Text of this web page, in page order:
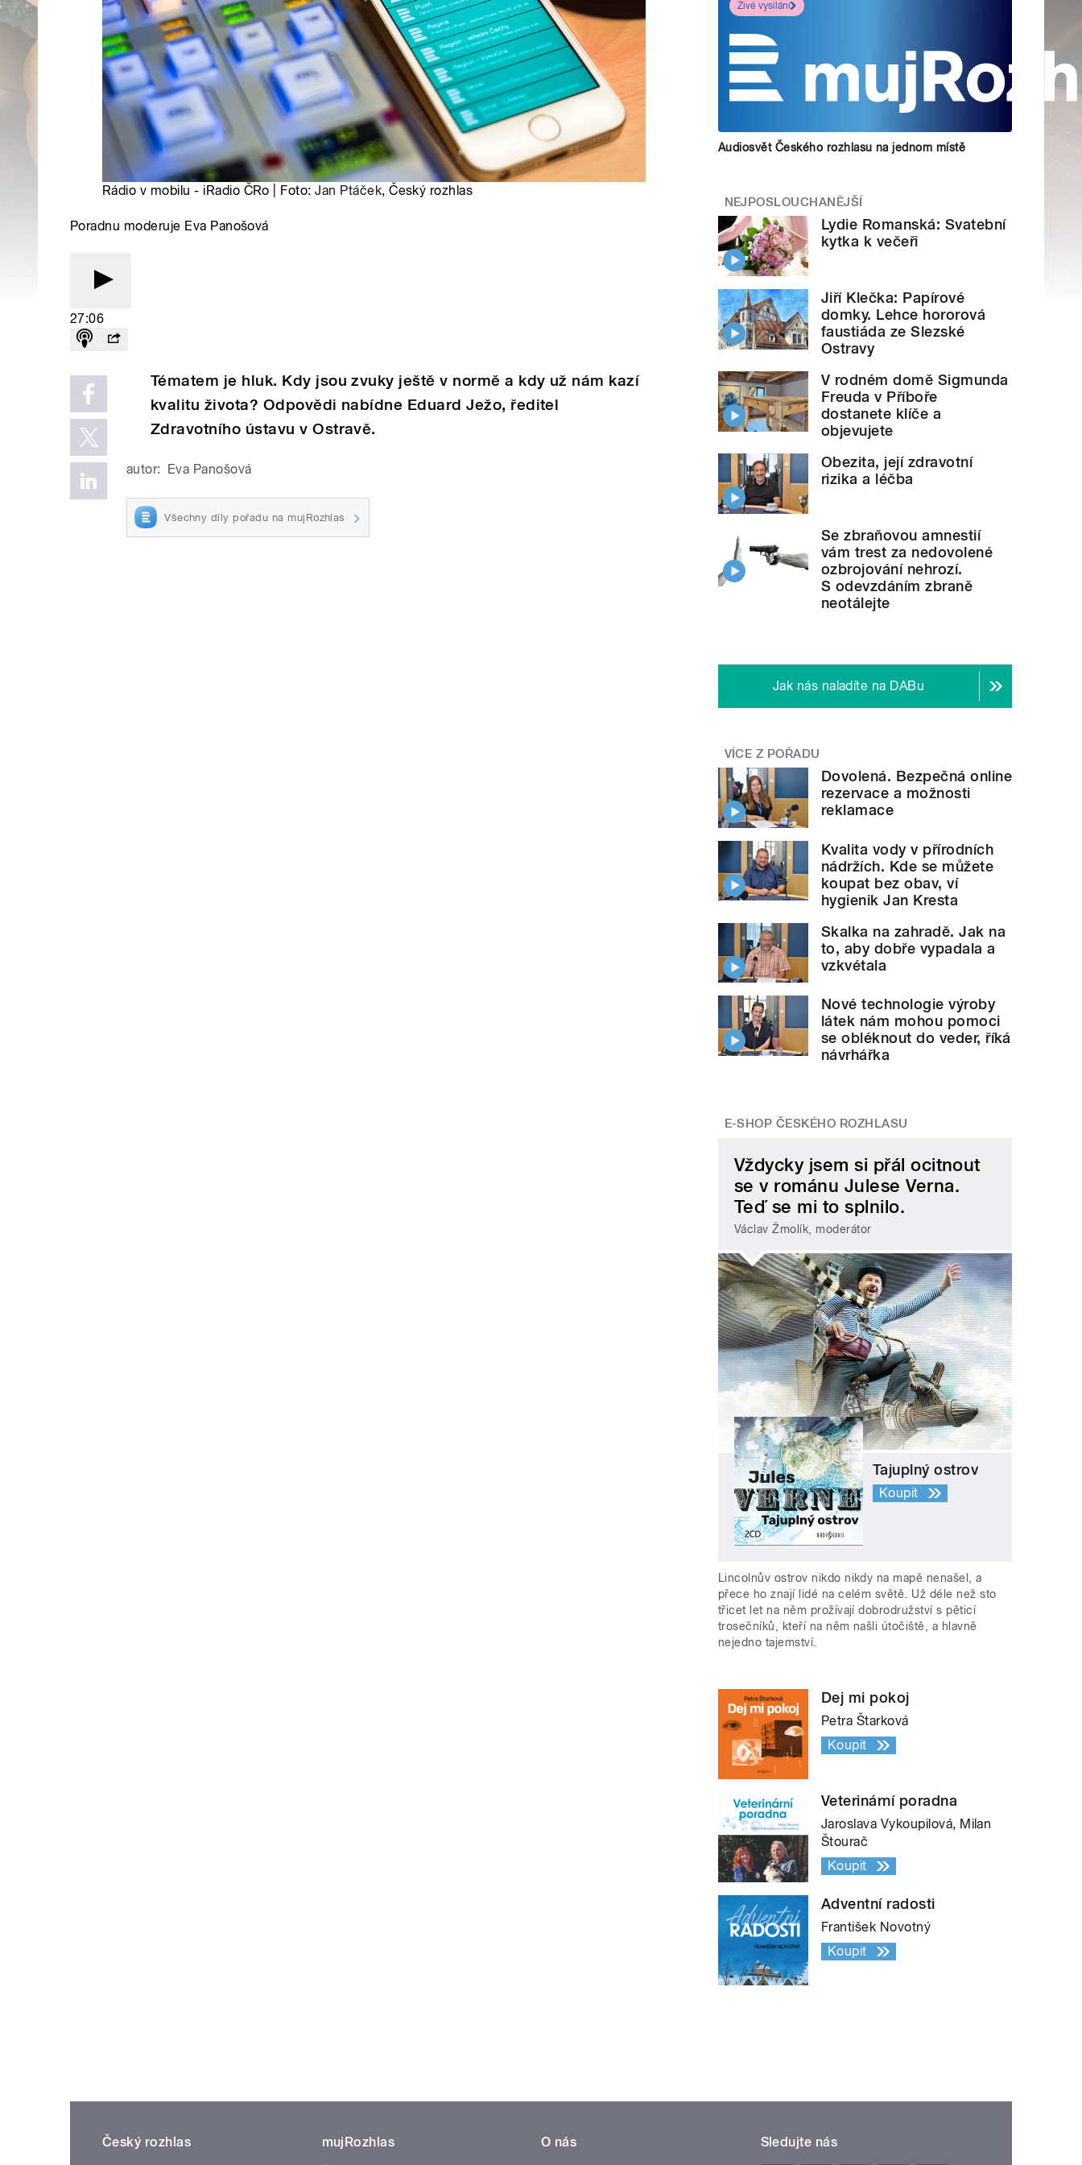
Rádio v mobilu - iRadio ČRo | Foto:Jan Ptáček, Český rozhlas
Poradnu moderuje Eva Panošová
27:06
Tématem je hluk. Kdy jsou zvuky ještě v normě a kdy už nám kazí
kvalitu života? Odpovědi nabídne Eduard Ježo, ředitel
Zdravotního ústavu v Ostravě.
autor: Eva Panošová
Všechny díly pořadu na mujRozhlas
Živé vysílání
Audiosvět Českého rozhlasu na jednom místě
NEJPOSLOUCHANĚJŠÍ
Lydie Romanská: Svatební
kytka k večeři
Jiří Klečka: Papírové
domky. Lehce hororová
faustiáda ze Slezské
Ostravy
V rodném domě Sigmunda
Freuda v Příboře
dostanete klíče a
objevujete
Obezita, její zdravotní
rizika a léčba
Se zbraňovou amnestií
vám trest za nedovolené
ozbrojování nehrozí.
S odevzdáním zbraně
neotálejte
Jak nás naladíte na DABu
VÍCE Z POŘADU
Dovolená. Bezpečná online
rezervace a možnosti
reklamace
Kvalita vody v přírodních
nádržích. Kde se můžete
koupat bez obav, ví
hygienik Jan Kresta
Skalka na zahradě. Jak na
to, aby dobře vypadala a
vzkvétala
Nové technologie výroby
látek nám mohou pomoci
se obléknout do veder, říká
návrhářka
E-SHOP ČESKÉHO ROZHLASU
Vždycky jsem si přál ocitnout
se v románu Julese Verna.
Teď se mi to splnilo.
Václav Žmolík, moderátor
Tajuplný ostrov
Koupit
Lincolnův ostrov nikdo nikdy na mapě nenašel, a
přece ho znají lidé na celém světě. Už déle než sto
třicet let na něm prožívají dobrodružství s pěticí
trosečníků, kteří na něm našli útočiště, a hlavně
nejedno tajemství.
Dej mi pokoj
Petra Štarková
Koupit
Veterinární poradna
Jaroslava Vykoupilová, Milan
Štourač
Koupit
Adventní radosti
František Novotný
Koupit
Český rozhlas mujRozhlas O nás Sledujte nás